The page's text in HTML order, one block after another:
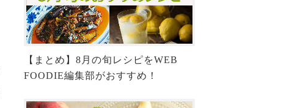
【まとめ】8月の旬レシピをWEB
FOODIE編集部がおすすめ！